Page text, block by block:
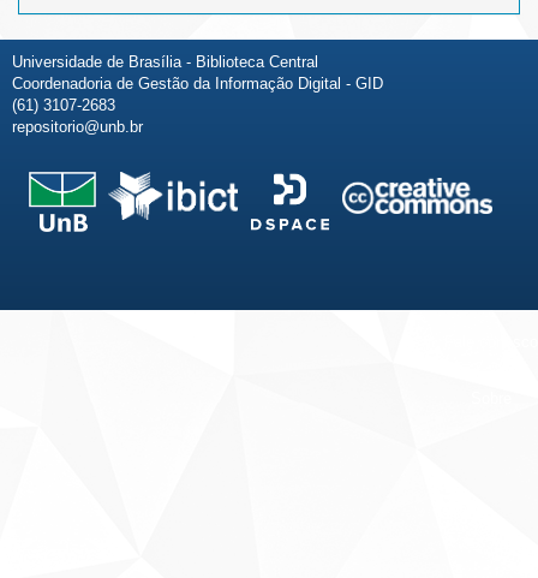
Universidade de Brasília - Biblioteca Central
Coordenadoria de Gestão da Informação Digital - GID
(61) 3107-2683
repositorio@unb.br